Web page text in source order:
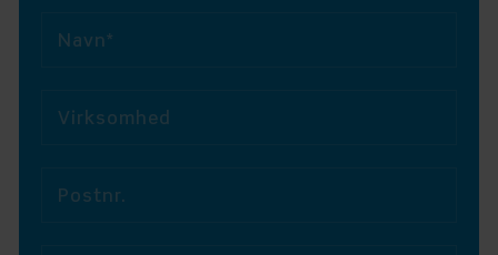
Navn*
Virksomhed
Postnr.